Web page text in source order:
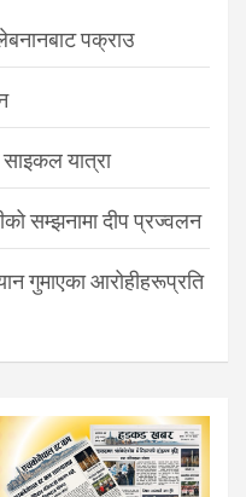
पक्राउ
साइकल यात्रा
सम्झनामा दीप प्रज्वलन
गुमाएका आरोहीहरूप्रति